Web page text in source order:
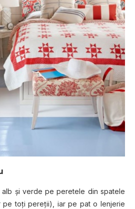
alb și verde pe peretele din spatele
pe toți pereții), iar pe pat o lenjerie